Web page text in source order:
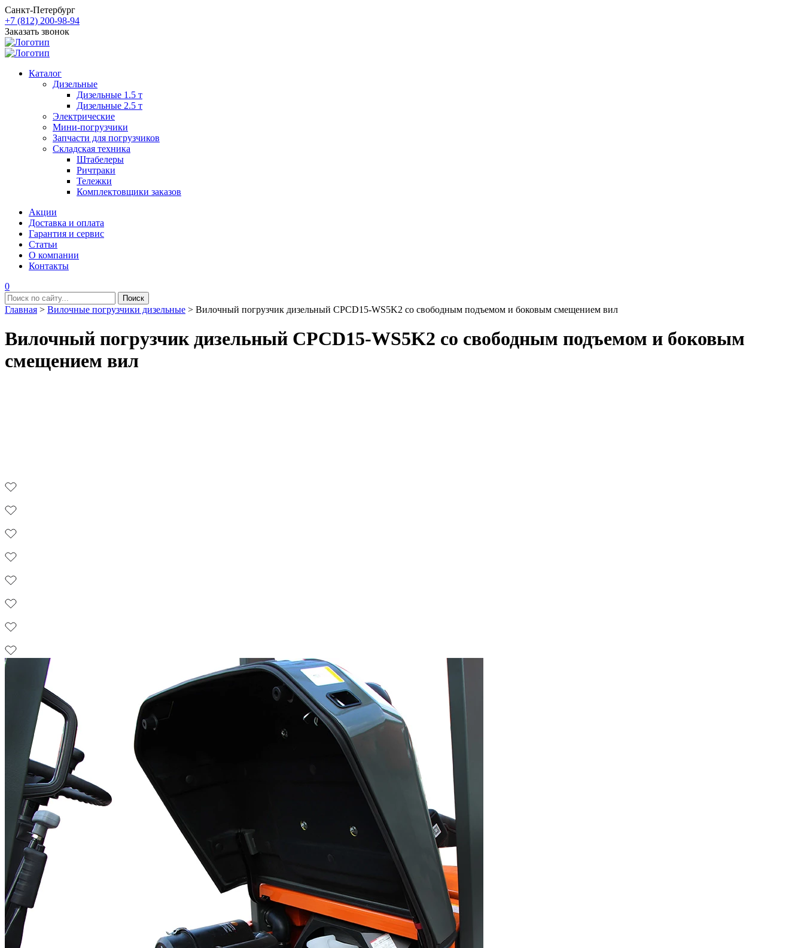
Санкт-Петербург
+7 (812) 200-98-94
Заказать звонок
Каталог
Дизельные
Дизельные 1.5 т
Дизельные 2.5 т
Электрические
Мини-погрузчики
Запчасти для погрузчиков
Складская техника
Штабелеры
Ричтраки
Тележки
Комплектовщики заказов
Акции
Доставка и оплата
Гарантия и сервис
Статьи
О компании
Контакты
0
Главная > Вилочные погрузчики дизельные > Вилочный погрузчик дизельный CPCD15-WS5K2 со свободным подъемом и боковым смещением вил
Вилочный погрузчик дизельный CPCD15-WS5K2 со свободным подъемом и боковым
смещением вил